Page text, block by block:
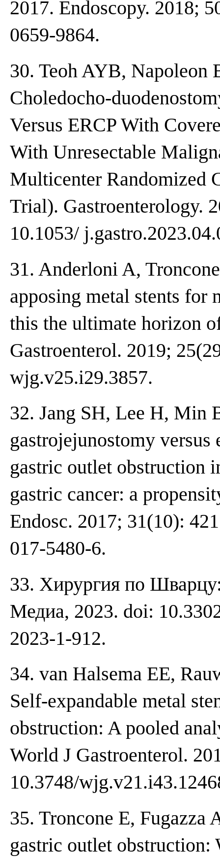
2017. Endoscopy. 2018;
0659-9864.
30. Teoh AYB, Napoleon
Choledocho-
Versus ERCP With
With Unresectable
Multicenter Randomized
Trial). Gastroenterology.
10.1053/
31. Anderloni A,
apposing metal stents
this the ultimate horizon
Gastroenterol. 2019;
wjg.v25.i29.3857.
32. Jang SH, Lee H, Min
gastrojejunostomy versus
gastric outlet obstruction
gastric cancer: a
Endosc. 2017; 31(10):
017-5480-6.
33. Хирургия по
Медиа, 2023. doi:
2023-1-912.
34. van Halsema EE,
Self-expandable metal
obstruction: A pooled
World J Gastroenterol.
10.3748/
35. Troncone E,
gastric outlet obstruction: